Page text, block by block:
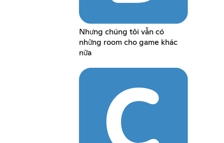
Nhưng chúng tôi vẫn có
những room cho game khác
nữa